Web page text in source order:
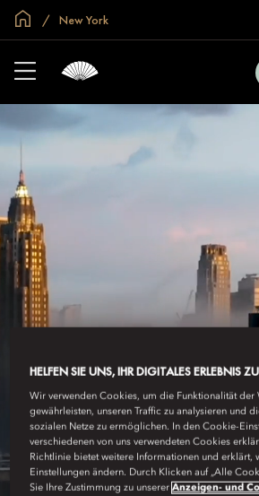
In der Welt zu Hause
New York
HELFEN SIE UNS, IHR DIGITALES ERLEBNIS
Wir verwenden Cookies, um die Funktionalität der
gewährleisten, unseren Traffic zu analysieren und
sozialen Netze zu ermöglichen. In den Cookie-
verschiedenen von uns verwendeten Cookies
Richtlinie bietet weitere Informationen und erklärt,
Einstellungen ändern. Durch Klicken auf „Alle
Sie Ihre Zustimmung zu unsererAnzeigen- und